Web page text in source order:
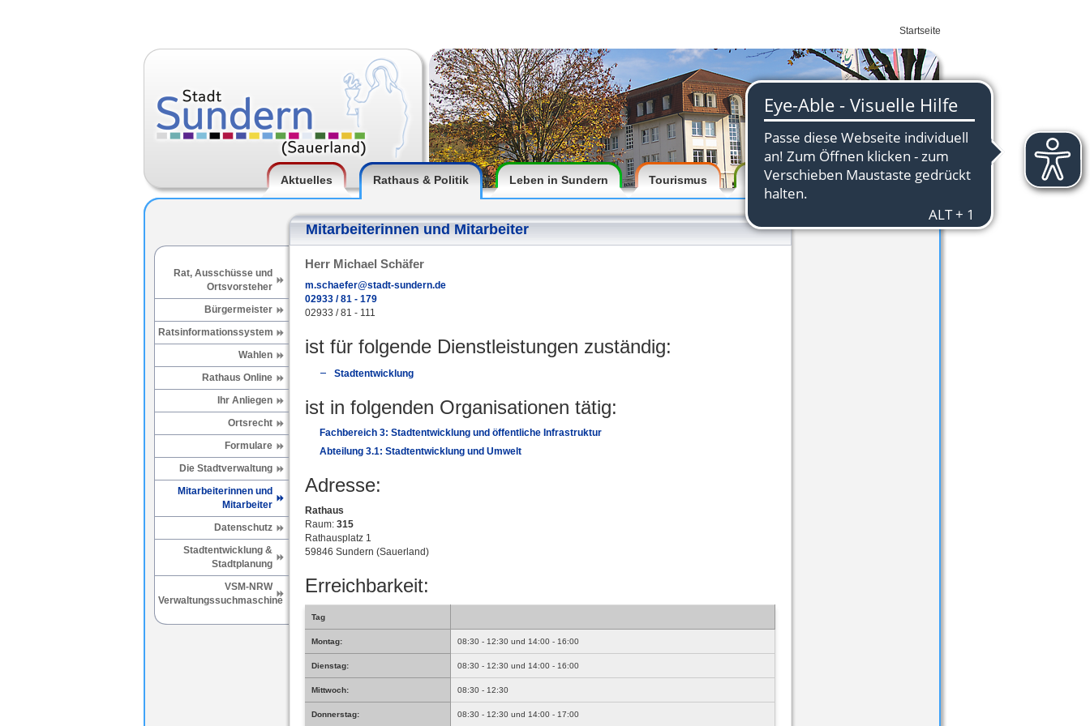
Startseite
Aktuelles Rathaus & Politik Leben in Sundern Tourismus Wirtschaft
Mitarbeiterinnen und Mitarbeiter
Rat, Ausschüsse und
Ortsvorsteher
Bürgermeister
Ratsinformationssystem
Wahlen
Rathaus Online
Ihr Anliegen
Ortsrecht
Formulare
Die Stadtverwaltung
Mitarbeiterinnen und
Mitarbeiter
Datenschutz
Stadtentwicklung &
Stadtplanung
VSM-NRW
Verwaltungssuchmaschine
Herr Michael Schäfer
m.schaefer@stadt-sundern.de
02933 / 81 - 179
02933 / 81 - 111
ist für folgende Dienstleistungen zuständig:
Stadtentwicklung
ist in folgenden Organisationen tätig:
Fachbereich 3: Stadtentwicklung und öffentliche Infrastruktur
Abteilung 3.1: Stadtentwicklung und Umwelt
Adresse:
Rathaus
Raum: 315
Rathausplatz 1
59846 Sundern (Sauerland)
Erreichbarkeit:
Tag
Montag: 08:30 - 12:30 und 14:00 - 16:00
Dienstag: 08:30 - 12:30 und 14:00 - 16:00
Mittwoch: 08:30 - 12:30
Donnerstag: 08:30 - 12:30 und 14:00 - 17:00